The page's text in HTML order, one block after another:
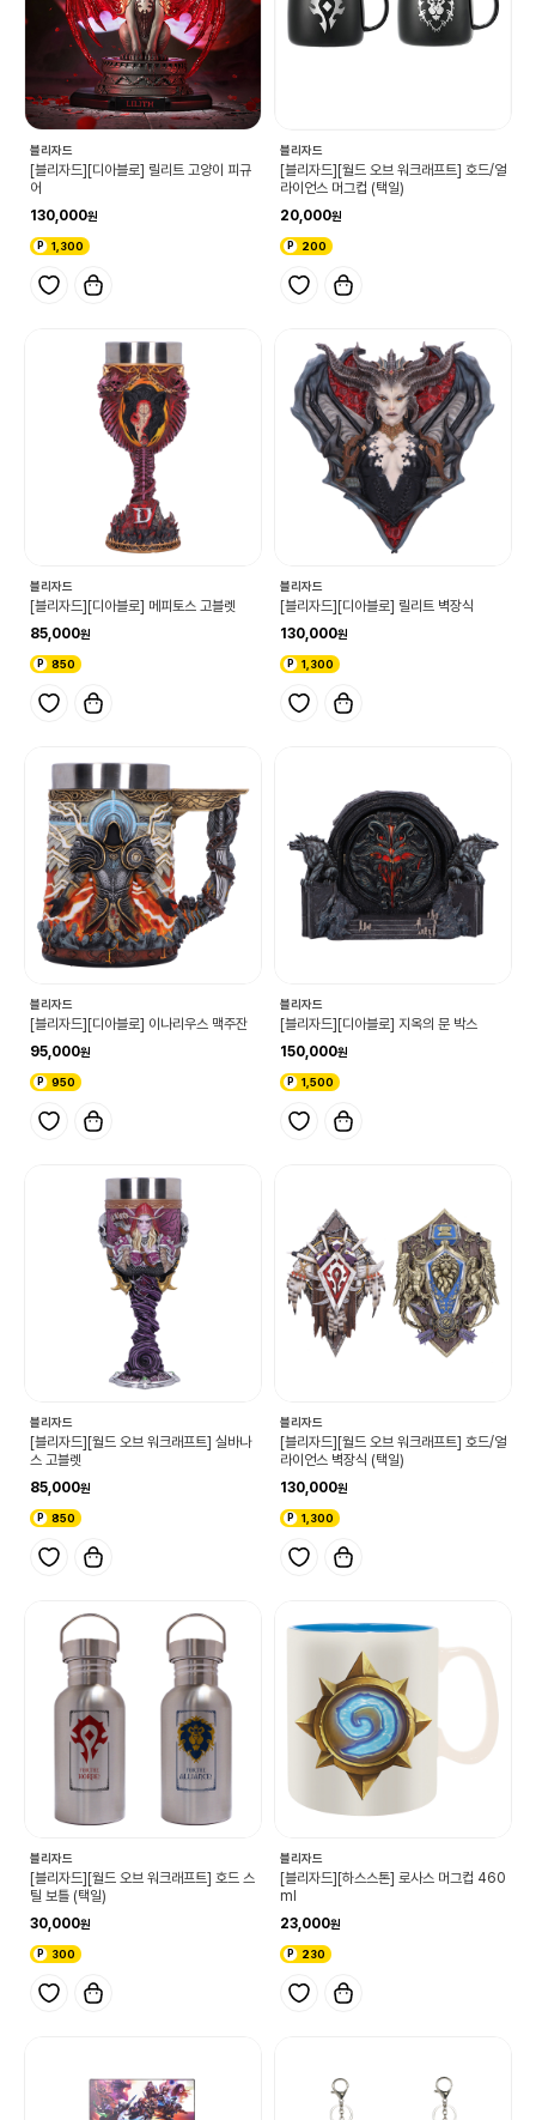
블리자드
[블리자드][디아블로] 릴리트 고양이 피규
어
130,000
1,300
블리자드
[블리자드][월드 오브 워크래프트] 호드/얼
라이언스 머그컵 (택일)
20,000
200
블리자드
[블리자드][디아블로] 메피토스 고블렛
85,000
850
블리자드
[블리자드][디아블로] 릴리트 벽장식
130,000
1,300
블리자드
[블리자드][디아블로] 이나리우스 맥주잔
95,000
950
블리자드
[블리자드][디아블로] 지옥의 문 박스
150,000
1,500
블리자드
[블리자드][월드 오브 워크래프트] 실바나
스 고블렛
85,000
850
블리자드
[블리자드][월드 오브 워크래프트] 호드/얼
라이언스 벽장식 (택일)
130,000
1,300
블리자드
[블리자드][월드 오브 워크래프트] 호드 스
틸 보틀 (택일)
30,000
300
블리자드
[블리자드][하스스톤] 로사스 머그컵 460
ml
23,000
230